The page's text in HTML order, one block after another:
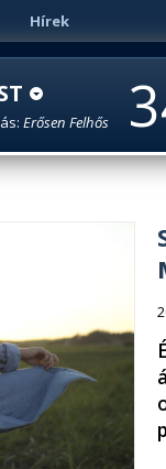
Hírek
Erősen Felhős